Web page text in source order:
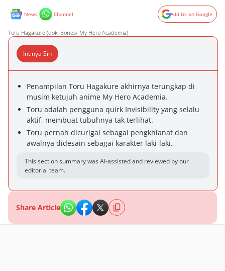
News Channel Add Us on Google
Toru Hagakure (dok. Bones/ My Hero Academia)
Intinya Sih
Penampilan Toru Hagakure akhirnya terungkap di
musim ketujuh anime My Hero Academia.
Toru adalah pengguna quirk Invisibility yang selalu
aktif, membuat tubuhnya tak terlihat.
Toru pernah dicurigai sebagai pengkhianat dan
awalnya didesain sebagai karakter laki-laki.
This section summary was AI-assisted and reviewed by our
editorial team.
Share Article